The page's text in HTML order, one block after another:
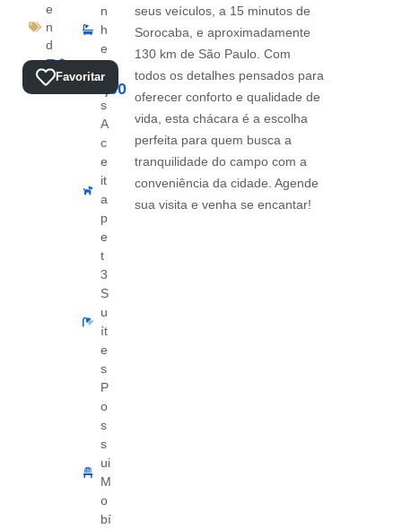
Favoritar
e
n
d
a
Total:
R$
700.000,00
n
h
e
s
A
c
e
it
a
p
e
t
3
S
u
ít
e
s
P
o
s
s
ui
M
o
bí
seus veículos, a 15 minutos de
Sorocaba, e aproximadamente
130 km de São Paulo. Com
todos os detalhes pensados para
oferecer conforto e qualidade de
vida, esta chácara é a escolha
perfeita para quem busca a
tranquilidade do campo com a
conveniência da cidade. Agende
sua visita e venha se encantar!